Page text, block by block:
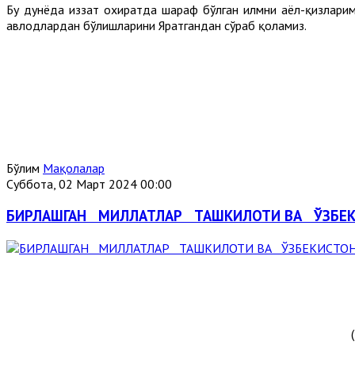
Бу дунёда иззат охиратда шараф бўлган илмни аёл-
авлодлардан бўлишларини Яратгандан сўраб қоламиз.
Бўлим Мақолалар
Суббота, 02 Март 2024 00:00
БИРЛАШГАН МИЛЛАТЛАР ТАШКИЛОТИ ВА